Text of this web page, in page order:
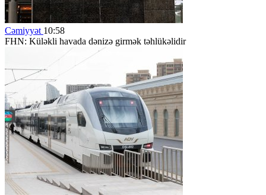
Cəmiyyət 10:58
FHN: Küləkli havada dənizə girmək təhlükəlidir